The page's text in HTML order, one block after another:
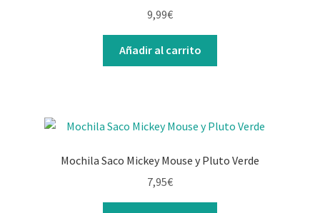
9,99€
Añadir al carrito
Mochila Saco Mickey Mouse y Pluto Verde
7,95€